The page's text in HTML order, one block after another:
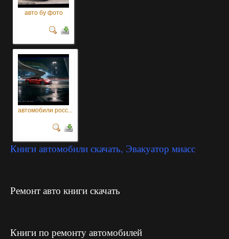
авто бу фото
автомобили росс...
Книги автомобили скачать, Эвакуатор миасс
Ремонт авто книги скачать
Книги по ремонту автомобилей